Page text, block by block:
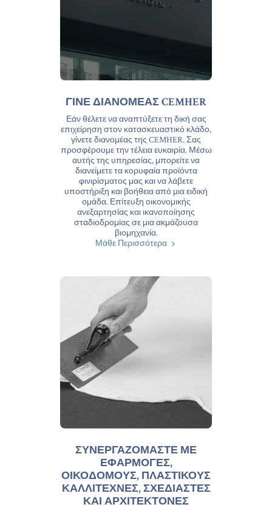
ΓΙΝΕ ΔΙΑΝΟΜΕΑΣ CEMHER
Εάν θέλετε να αναπτύξετε τη δική σας
επιχείρηση στον κατασκευαστικό κλάδο,
γίνετε διανομέας της CEMHER. Σας
προσφέρουμε την τέλεια ευκαιρία. Μέσω
αυτής της υπηρεσίας, μπορείτε να
διανείμετε τα κορυφαία προϊόντα
φινιρίσματος μας και να λάβετε
υποστήριξη και βοήθεια από μια ειδική
ομάδα. Επίτευξη οικονομικής
ανεξαρτησίας και ικανοποίησης
σταδιοδρομίας σε μια ακμάζουσα
βιομηχανία.
Μάθε Περισσότερα
ΣΥΝΕΡΓΑΖΟΜΑΣΤΕ ΜΕ
ΕΦΑΡΜΟΓΕΣ,
ΟΙΚΟΔΟΜΟΥΣ, ΠΛΑΣΤΙΚΟΥΣ
ΚΑΛΛΙΤΕΧΝΕΣ, ΣΧΕΔΙΑΣΤΕΣ
ΚΑΙ ΑΡΧΙΤΕΚΤΟΝΕΣ